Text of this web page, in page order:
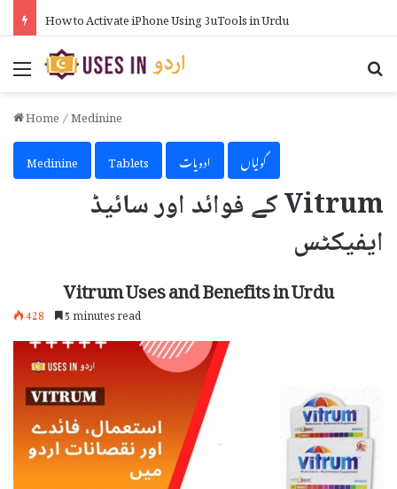
How to Activate iPhone Using 3uTools in Urdu
Menu
Home/Medinine
Medinine
Tablets ادویات گولیاں
Vitrum کے فوائد اور سائیڈ
ایفیکٹس
Vitrum Uses and Benefits in Urdu
428 5 minutes read